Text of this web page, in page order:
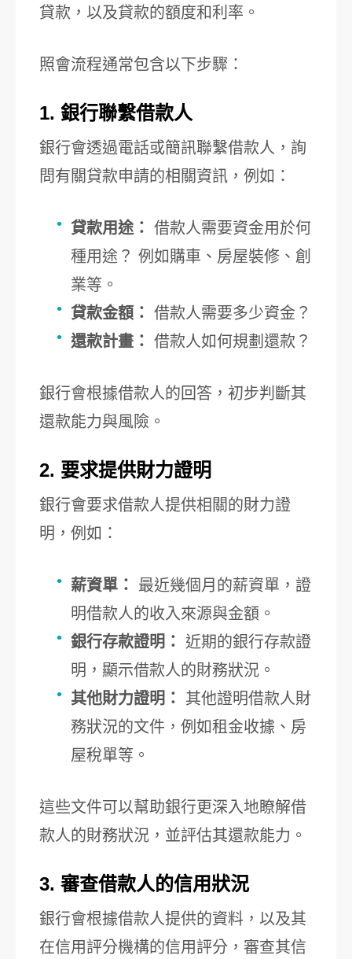
貸款，以及貸款的額度和利率。
照會流程通常包含以下步驟：
1. 銀行聯繫借款人
銀行會透過電話或簡訊聯繫借款人，詢
問有關貸款申請的相關資訊，例如：
貸款用途： 借款人需要資金用於何
種用途？ 例如購車、房屋裝修、創
業等。
貸款金額： 借款人需要多少資金？
還款計畫： 借款人如何規劃還款？
銀行會根據借款人的回答，初步判斷其
還款能力與風險。
2. 要求提供財力證明
銀行會要求借款人提供相關的財力證
明，例如：
薪資單：
最近幾個月的薪資單，證
明借款人的收入來源與金額。
銀行存款證明：
近期的銀行存款證
明，顯示借款人的財務狀況。
其他財力證明：
其他證明借款人財
務狀況的文件，例如租金收據、房
屋稅單等。
這些文件可以幫助銀行更深入地瞭解借
款人的財務狀況，並評估其還款能力。
3. 審查借款人的信用狀況
銀行會根據借款人提供的資料，以及其
在信用評分機構的信用評分，審查其信